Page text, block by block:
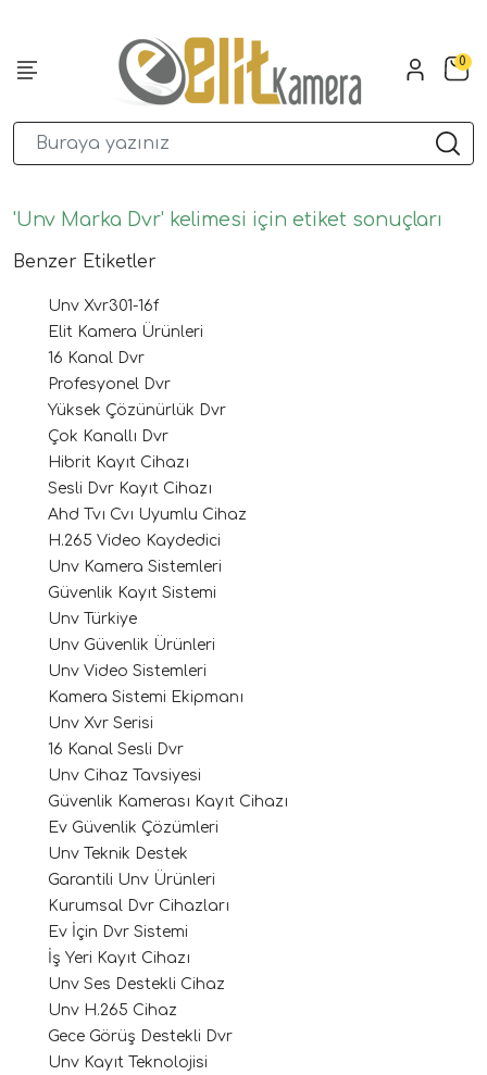
0
'Unv Marka Dvr' kelimesi için etiket sonuçları
Benzer Etiketler
Unv Xvr301-16f
Elit Kamera Ürünleri
16 Kanal Dvr
Profesyonel Dvr
Yüksek Çözünürlük Dvr
Çok Kanallı Dvr
Hibrit Kayıt Cihazı
Sesli Dvr Kayıt Cihazı
Ahd Tvı Cvı Uyumlu Cihaz
H.265 Video Kaydedici
Unv Kamera Sistemleri
Güvenlik Kayıt Sistemi
Unv Türkiye
Unv Güvenlik Ürünleri
Unv Video Sistemleri
Kamera Sistemi Ekipmanı
Unv Xvr Serisi
16 Kanal Sesli Dvr
Unv Cihaz Tavsiyesi
Güvenlik Kamerası Kayıt Cihazı
Ev Güvenlik Çözümleri
Unv Teknik Destek
Garantili Unv Ürünleri
Kurumsal Dvr Cihazları
Ev İçin Dvr Sistemi
İş Yeri Kayıt Cihazı
Unv Ses Destekli Cihaz
Unv H.265 Cihaz
Gece Görüş Destekli Dvr
Unv Kayıt Teknolojisi